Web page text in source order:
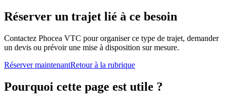
Réserver un trajet lié à ce besoin
Contactez Phocea VTC pour organiser ce type de trajet, demander
un devis ou prévoir une mise à disposition sur mesure.
Réserver maintenantRetour à la rubrique
Pourquoi cette page est utile ?